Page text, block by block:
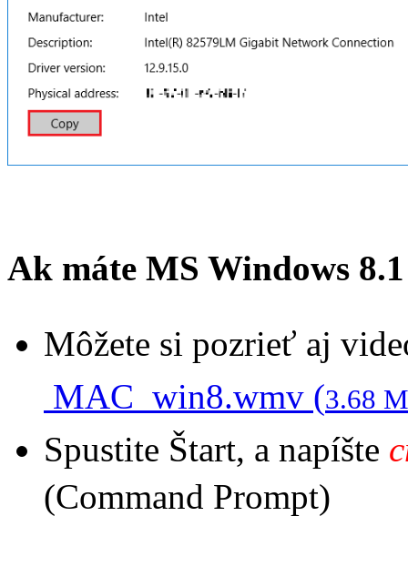
Ak máte MS Windows 8.1
Môžete si pozrieť aj
MAC_win8.wmv (3.68
Spustite Štart, a napíšte
(Command Prompt)